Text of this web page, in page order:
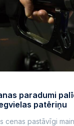
paradumi
patēriņu
cenas pastāvīgi